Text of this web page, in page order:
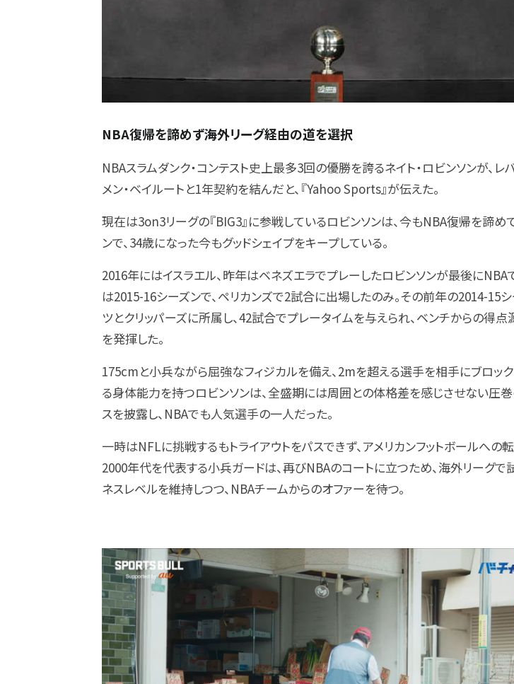
NBA復帰を諦めず海外リーグ経由の道を選択
NBAスラムダンク・コンテスト史上最多3回の優勝を誇るネイト・ロビンソンが、レ
メン・ベイルートと1年契約を結んだと、『Yahoo Sports』が伝えた。
現在は3on3リーグの『BIG3』に参戦しているロビンソンは、今もNBA復帰を諦め
ンで、34歳になった今もグッドシェイプをキープしている。
2016年にはイスラエル、昨年はベネズエラでプレーしたロビンソンが最後にNBA
は2015-16シーズンで、ペリカンズで2試合に出場したのみ。その前年の2014-15
ツとクリッパーズに所属し、42試合でプレータイムを与えられ、ベンチからの得
を発揮した。
175cmと小兵ながら屈強なフィジカルを備え、2mを超える選手を相手にブロック
る身体能力を持つロビンソンは、全盛期には周囲との体格差を感じさせない圧巻
スを披露し、NBAでも人気選手の一人だった。
一時はNFLに挑戦するもトライアウトをパスできず、アメリカンフットボールへの
2000年代を代表する小兵ガードは、再びNBAのコートに立つため、海外リーグで
ネスレベルを維持しつつ、NBAチームからのオファーを待つ。